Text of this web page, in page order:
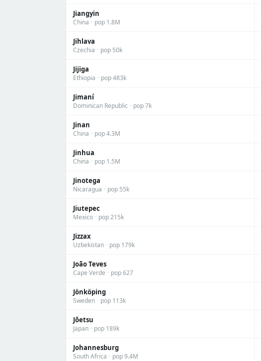
Jiangyin
China · pop 1.8M
Jihlava
Czechia · pop 50k
Jijiga
Ethiopia · pop 483k
Jimaní
Dominican Republic · pop 7k
Jinan
China · pop 4.3M
Jinhua
China · pop 1.5M
Jinotega
Nicaragua · pop 55k
Jiutepec
Mexico · pop 215k
Jizzax
Uzbekistan · pop 179k
João Teves
Cape Verde · pop 627
Jönköping
Sweden · pop 113k
Jōetsu
Japan · pop 189k
Johannesburg
South Africa · pop 9.4M